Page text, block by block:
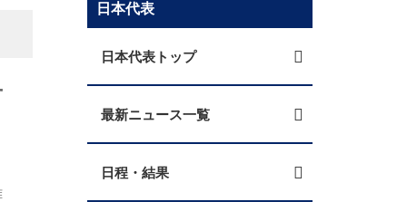
日本代表
日本代表トップ
最新ニュース一覧
日程・結果